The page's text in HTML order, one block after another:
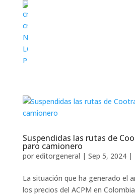
Suspendidas las rutas de
paro camionero
por editorgeneral | Sep 5, 2024|
La situación que ha generado el
los precios del ACPM en